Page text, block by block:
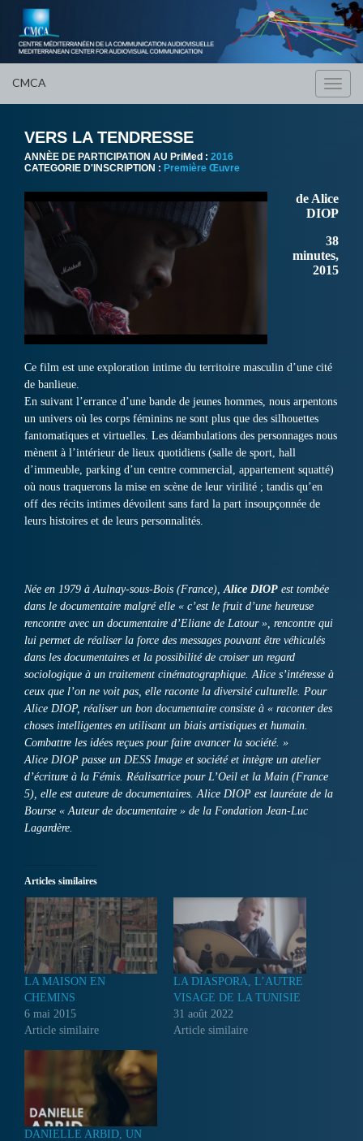
CMCA
VERS LA TENDRESSE
ANNÈE DE PARTICIPATION AU PriMed : 2016
CATEGORIE D'INSCRIPTION : Première Œuvre
de Alice
DIOP
38
minutes,
2015
Ce film est une exploration intime du territoire masculin d’une cité
de banlieue.
En suivant l’errance d’une bande de jeunes hommes, nous arpentons
un univers où les corps féminins ne sont plus que des silhouettes
fantomatiques et virtuelles. Les déambulations des personnages nous
mènent à l’intérieur de lieux quotidiens (salle de sport, hall
d’immeuble, parking d’un centre commercial, appartement squatté)
où nous traquerons la mise en scène de leur virilité ; tandis qu’en
off des récits intimes dévoilent sans fard la part insoupçonnée de
leurs histoires et de leurs personnalités.
Née en 1979 à Aulnay-sous-Bois (France),Alice DIOP est tombée
dans le documentaire malgré elle « c’est le fruit d’une heureuse
rencontre avec un documentaire d’Eliane de Latour », rencontre qui
lui permet de réaliser la force des messages pouvant être véhiculés
dans les documentaires et la possibilité de croiser un regard
sociologique à un traitement cinématographique. Alice s’intéresse à
ceux que l’on ne voit pas, elle raconte la diversité culturelle. Pour
Alice DIOP, réaliser un bon documentaire consiste à « raconter des
choses intelligentes en utilisant un biais artistiques et humain.
Combattre les idées reçues pour faire avancer la société. »
Alice DIOP passe un DESS Image et société et intègre un atelier
d’écriture à la Fémis. Réalisatrice pour L’Oeil et la Main (France
5), elle est auteure de documentaires. Alice DIOP est lauréate de la
Bourse « Auteur de documentaire » de la Fondation Jean-Luc
Lagardère.
Articles similaires
LA MAISON EN
CHEMINS
6 mai 2015
Article similaire
LA DIASPORA, L’AUTRE
VISAGE DE LA TUNISIE
31 août 2022
Article similaire
DANIELLE ARBID, UN